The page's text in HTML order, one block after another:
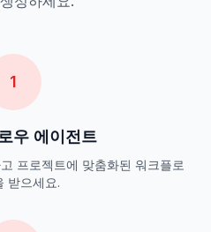
1
우 에이전트
프로젝트에 맞춤화된 워크플로
받으세요.